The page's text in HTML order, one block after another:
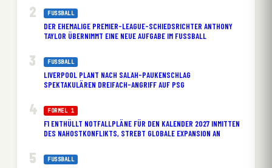
FUSSBALL
DER EHEMALIGE PREMIER-LEAGUE-SCHIEDSRICHTER ANTHONY
TAYLOR ÜBERNIMMT EINE NEUE AUFGABE IM FUSSBALL
FUSSBALL
LIVERPOOL PLANT NACH SALAH-PAUKENSCHLAG
SPEKTAKULÄREN DREIFACH-ANGRIFF AUF PSG
FORMEL 1
F1 ENTHÜLLT NOTFALLPLÄNE FÜR DEN KALENDER 2027 INMITTEN
DES NAHOSTKONFLIKTS, STREBT GLOBALE EXPANSION AN
FUSSBALL